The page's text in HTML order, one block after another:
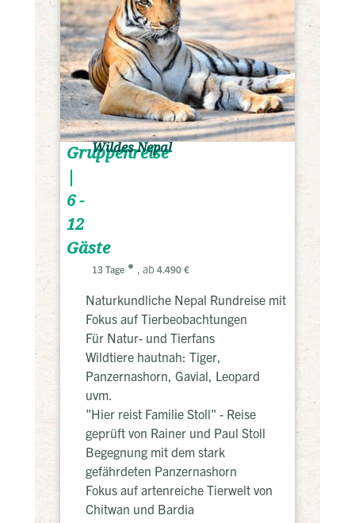
Gruppenreise
|
6 -
12
Gäste
Wildes Nepal
13 Tage , ab 4.490 €
Naturkundliche Nepal Rundreise mit
Fokus auf Tierbeobachtungen
Für Natur- und Tierfans
Wildtiere hautnah: Tiger,
Panzernashorn, Gavial, Leopard
uvm.
"Hier reist Familie Stoll" - Reise
geprüft von Rainer und Paul Stoll
Begegnung mit dem stark
gefährdeten Panzernashorn
Fokus auf artenreiche Tierwelt von
Chitwan und Bardia